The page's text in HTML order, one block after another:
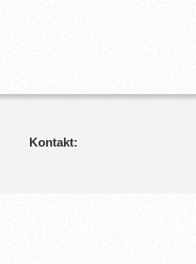
Kontakt: